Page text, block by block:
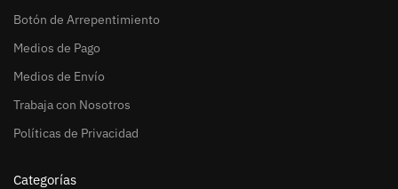
Botón de Arrepentimiento
Medios de Pago
Medios de Envío
Trabaja con Nosotros
Políticas de Privacidad
Categorías